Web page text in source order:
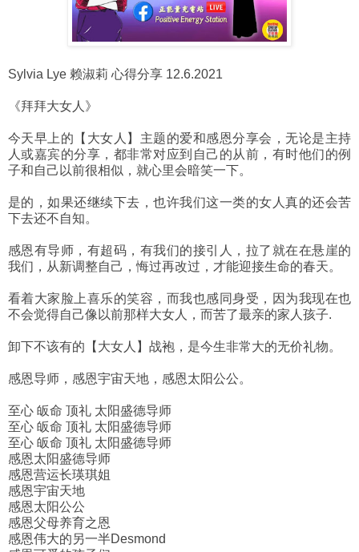
Sylvia Lye 赖淑莉 心得分享 12.6.2021
《拜拜大女人》
今天早上的【大女人】主题的爱和感恩分享会，无论是主持
人或嘉宾的分享，都非常对应到自己的从前，有时他们的例
子和自己以前很相似，就心里会暗笑一下。
是的，如果还继续下去，也许我们这一类的女人真的还会苦
下去还不自知。
感恩有导师，有超码，有我们的接引人，拉了就在在悬崖的
我们，从新调整自己，悔过再改过，才能迎接生命的春天。
看着大家脸上喜乐的笑容，而我也感同身受，因为我现在也
不会觉得自己像以前那样大女人，而苦了最亲的家人孩子.
卸下不该有的【大女人】战袍，是今生非常大的无价礼物。
感恩导师，感恩宇宙天地，感恩太阳公公。
至心 皈命 顶礼 太阳盛德导师
至心 皈命 顶礼 太阳盛德导师
至心 皈命 顶礼 太阳盛德导师
感恩太阳盛德导师
感恩营运长瑛琪姐
感恩宇宙天地
感恩太阳公公
感恩父母养育之恩
感恩伟大的另一半Desmond